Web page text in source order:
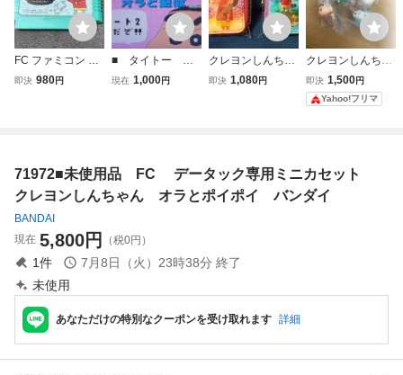
FC ファミコン カ
セット バンダイ(B
即決 980円
■ タイトー ク
レヨンしんちゃん
現在 1,000円
クレヨンしんちゃ
ん キーケース バ
即決 1,080円
クレヨンしんちゃ
ん オラの妖怪バケ
～ション スイング
マスコット
即決 1,500円
Yahoo!フリマ
71972■未使用品 FC データック専用ミニカセット
クレヨンしんちゃん オラとポイポイ バンダイ
BANDAI
現在 5,800円 （税0円）
1件 7月8日（火）23時38分 終了
未使用
あなただけの特別なクーポンを受け取れます 詳細